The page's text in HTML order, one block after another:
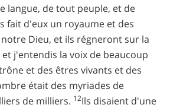
langue, de tout peuple, et de
fait d'eux un royaume et des
Dieu, et ils régneront sur la
et j'entendis la voix de beaucoup
et des êtres vivants et des
était des myriades de
de milliers. 12Ils disaient d'une